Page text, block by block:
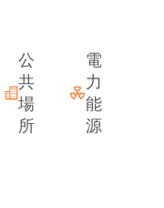
公
共
場
所
電
力
能
源